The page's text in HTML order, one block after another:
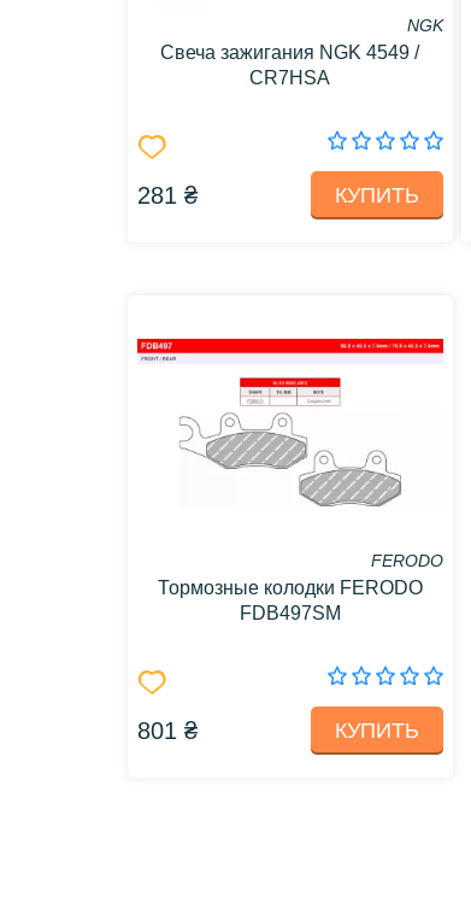
NGK
Свеча зажигания NGK 4549 /
CR7HSA
281 ₴ КУПИТЬ
FERODO
Тормозные колодки FERODO
FDB497SM
801 ₴ КУПИТЬ